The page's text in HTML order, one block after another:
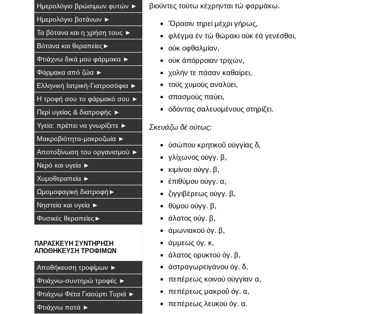
βιοϋντες τούτω κέχρηνται τώ φαρμάκω.
'Όρασιν τηρεί μέχρι γήρως,
φλέγμα έν τώ θώρακι ούκ έά γενέσθαι,
ούκ οφθαλμίαν,
ούκ άπόρροιαν τριχών,
χολήν τε πάσαν καθαίρει,
τούς χυμούς αναλύει,
σπασμούς παύει,
όδόντας σαλευομένους στηρίζει.
Σκευάζω δέ ούτως:
ύσώπου κρητικοΰ ούγγίας δ,
γλίχωνος ούγγ. β,
κιμίνου ούγγ. β,
έπιθύμου ούγγ. α,
ζιγγιβέρεως ούγγ. β,
θύμου ούγγ. β,
άλατος ούγ. β,
άμωνιακοϋ όγ. β,
άμμεως όγ. κ,
άλατος ορυκτού όγ. β,
άστραγωρειγάνου όγ. δ,
πεπέρεως κοινού ούγγίαν α,
πεπέρεως μακροΰ όγ. α,
πεπέρεως λευκού όγ. α.
Ημερολόγιο βρώσιμων φυτών ►
Ημερολόγιο βοτάνων ►
Τα βότανα και η χρήση τους ►
Βότανα και θεραπείες►
Φτιάχνω δικά μου φάρμακα ►
Φάρμακα από ζώα ►
Ελληνική Ιατρική-Γιατροσόφια ►
Η τροφή σου το φάρμακό σου ►
Περί υγείας & διατροφής ►
Υγεία: πρέπει να γνωρίζετε ►
Μακροβιότητα-μακροζωία ►
Αποτοξίνωση του οργανισμού ►
Νερό και υγεία ►
Χυμοθεραπεία ►
Ωμομοφαγική διατροφή►
Νηστεία και υγεία ►
Φυσικές θεραπείες►
ΠΑΡΑΣΚΕΥΗ ΣΥΝΤΗΡΗΣΗ
ΑΠΟΘΗΚΕΥΣΗ ΤΡΟΦΙΜΩΝ
Αποθήκευση τροφίμων ►
Φτιάχνω-συντηρώ τροφές ►
Φτιάχνω Φέτα Γιαούρτι Τυριά ►
Φτιάχνω ποτά ►